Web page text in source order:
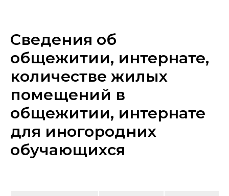
Сведения об
общежитии, интернате,
количестве жилых
помещений в
общежитии, интернате
для иногородних
обучающихся